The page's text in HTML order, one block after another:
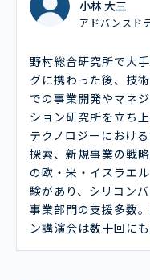
小林 大三
アドバンスド
野村総合研究所で大
グに携わった後、技
での事業開発やマネ
ション研究所を立ち
テクノロジーにおけ
探索、新規事業の戦
の欧・米・イスラエ
験があり、シリコン
事業部門の支援多数
ン講演会は数十回にも